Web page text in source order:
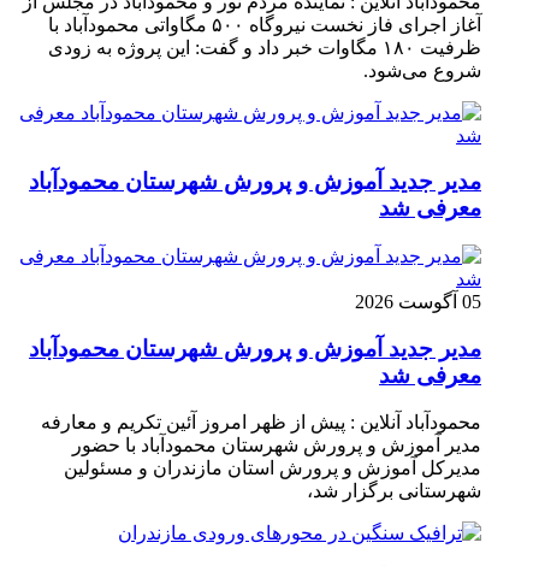
آغاز اجرای فاز نخست نیروگاه ۵۰۰ مگاواتی محمودآباد با
ظرفیت ۱۸۰ مگاوات خبر داد و گفت: این پروژه به زودی
شروع می‌شود.
مدیر جدید آموزش و پرورش شهرستان محمودآباد
معرفی شد
05 آگوست 2026
مدیر جدید آموزش و پرورش شهرستان محمودآباد
معرفی شد
محمودآباد آنلاین : پیش از ظهر امروز آئین تکریم و معارفه
مدیر آموزش و پرورش شهرستان محمودآباد با حضور
مدیرکل آموزش و پرورش استان مازندران و مسئولین
شهرستانی برگزار شد،